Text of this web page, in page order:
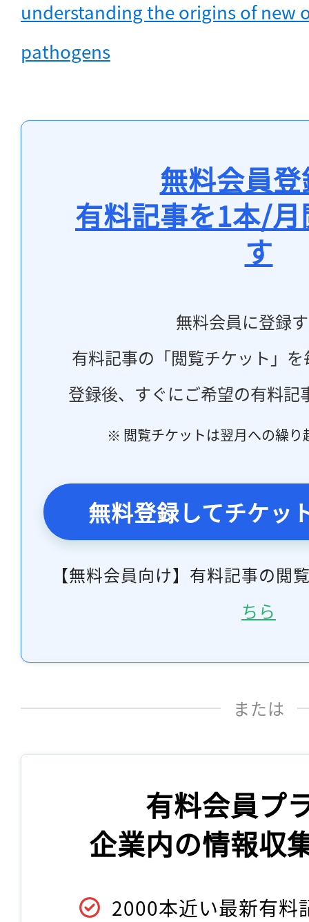
understanding the origins of new
pathogens
無料会員
有料記事を1本/
す
無料会員に登録
有料記事の「閲覧チケット」
登録後、すぐにご希望の有料記
※ 閲覧チケットは翌月への繰り
無料登録してチケッ
【無料会員向け】有料記事の閲
ちら
または
有料会員プ
企業内の情報収
2000本近い最新有料